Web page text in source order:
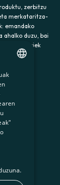
zerbitzu
merkataritza-
emandako
ahalko duzu, bai
ere. Horiek
idatzi